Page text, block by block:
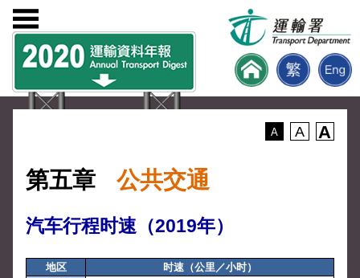
A A A
第五章 公共交通
汽车行程时速（2019年）
地区
时速（公里／小时）